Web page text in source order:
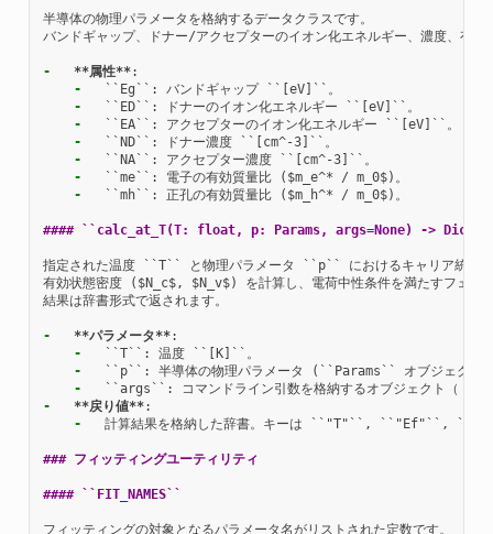
半導体の物理パラメータを格納するデータクラスです。
バンドギャップ、ドナー/アクセプターのイオン化エネルギー、濃度、有
- **属性**
-
-
-
-
-
-
-
  ``mh``: 正孔の有効質量比 ($m_h^* / m_0$)。
#### ``calc_at_T(T: float, p: Params, args=None) ->
指定された温度 ``T`` と物理パラメータ ``p`` におけるキャリア統計関
有効状態密度 ($N_c$, $N_v$) を計算し、電荷中性条件を満たすフェ
結果は辞書形式で返されます。
- **パラメータ**
-
-
-
-
**戻り値**
-
計算結果を格納した辞書。キーは ``"T"``, ``"Ef"``,
### フィッティングユーティリティ
#### ``FIT_NAMES``
フィッティングの対象となるパラメータ名がリストされた定数です。